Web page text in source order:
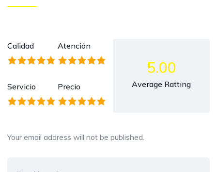
Calidad Atención
Servicio Precio
5.00
Average Ratting
Your email address will not be published.